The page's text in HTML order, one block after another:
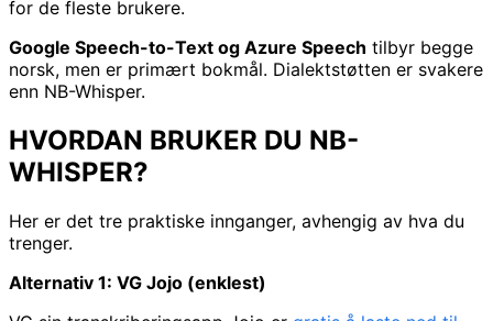
for de fleste brukere.
Google Speech-to-Text og Azure Speech tilbyr begge
norsk, men er primært bokmål. Dialektstøtten er svakere
enn NB-Whisper.
HVORDAN BRUKER DU NB-
WHISPER?
Her er det tre praktiske innganger, avhengig av hva du
trenger.
Alternativ 1: VG Jojo (enklest)